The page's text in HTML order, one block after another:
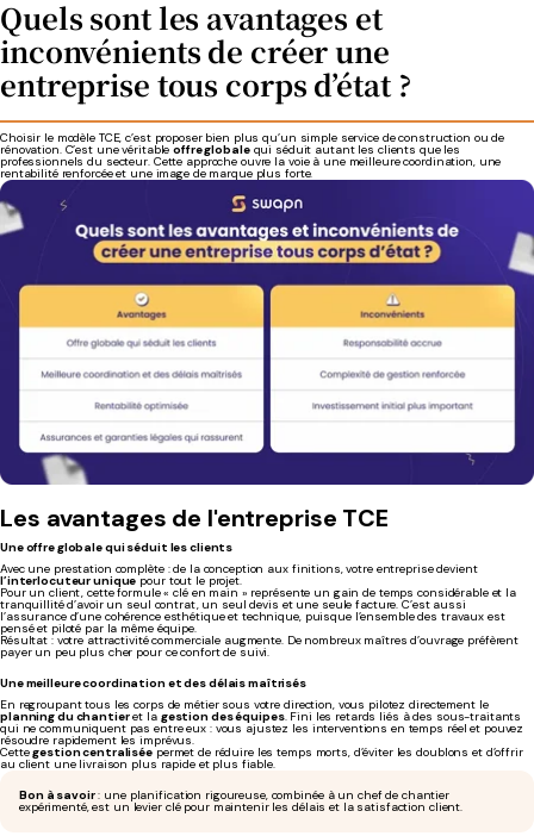
Quels sont les avantages et
inconvénients de créer une
entreprise tous corps d’état ?
Choisir le modèle TCE, c’est proposer bien plus qu’un simple service de construction ou de
rénovation. C’est une véritableoffre globalequi séduit autant les clients que les
professionnels du secteur. Cette approche ouvre la voie à une meilleure coordination, une
rentabilité renforcée et une image de marque plus forte.
Les avantages de l'entreprise TCE
Une offre globale qui séduit les clients
Avec une prestation complète : de la conception aux finitions, votre entreprise devient
l’interlocuteur uniquepour tout le projet.
Pour un client, cette formule « clé en main » représente un gain de temps considérable et la
tranquillité d’avoir un seul contrat, un seul devis et une seule facture. C’est aussi
l’assurance d’une cohérence esthétique et technique, puisque l’ensemble des travaux est
pensé et piloté par la même équipe.
Résultat : votre attractivité commerciale augmente. De nombreux maîtres d’ouvrage préfèrent
payer un peu plus cher pour ce confort de suivi.
Une meilleure coordination et des délais maîtrisés
En regroupant tous les corps de métier sous votre direction, vous pilotez directement le
planning du chantieret la gestion des équipes. Fini les retards liés à des sous-traitants
qui ne communiquent pas entre eux : vous ajustez les interventions en temps réel et pouvez
résoudre rapidement les imprévus.
Cettegestion centraliséepermet de réduire les temps morts, d’éviter les doublons et d’offrir
au client une livraison plus rapide et plus fiable.
Bon à savoir: une planification rigoureuse, combinée à un chef de chantier
expérimenté, est un levier clé pour maintenir les délais et la satisfaction client.